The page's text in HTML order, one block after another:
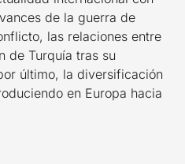
de la guerra de
las relaciones entre
de Turquía tras su
último, la diversificación
en Europa hacia